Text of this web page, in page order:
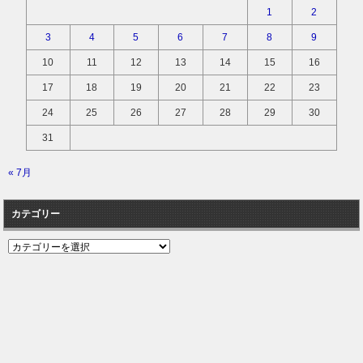
1 2
3 4 5 6 7 8 9
10 11 12 13 14 15 16
17 18 19 20 21 22 23
24 25 26 27 28 29 30
31
« 7月
カテゴリー
カ